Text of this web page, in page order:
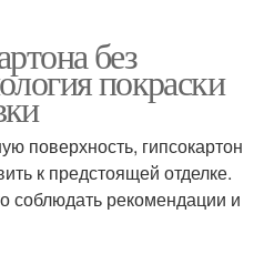
без
покраски
поверхность, гипсокартон
к предстоящей отделке.
соблюдать рекомендации и